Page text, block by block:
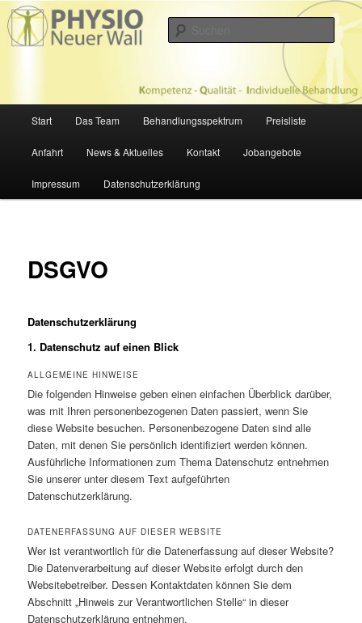
Zum
primären
Inhalt
PHYSIOTHERAPIE NEUER WALL
Physiotherapie in Hamburg
Start Das Team Behandlungsspektrum Preisliste
Anfahrt News & Aktuelles Kontakt Jobangebote
Impressum Datenschutzerklärung
DSGVO
Datenschutzerklärung
1. Datenschutz auf einen Blick
ALLGEMEINE HINWEISE
Die folgenden Hinweise geben einen einfachen Überblick darüber,
was mit Ihren personenbezogenen Daten passiert, wenn Sie
diese Website besuchen. Personenbezogene Daten sind alle
Daten, mit denen Sie persönlich identifiziert werden können.
Ausführliche Informationen zum Thema Datenschutz entnehmen
Sie unserer unter diesem Text aufgeführten
Datenschutzerklärung.
DATENERFASSUNG AUF DIESER WEBSITE
Wer ist verantwortlich für die Datenerfassung auf dieser Website?
Die Datenverarbeitung auf dieser Website erfolgt durch den
Websitebetreiber. Dessen Kontaktdaten können Sie dem
Abschnitt „Hinweis zur Verantwortlichen Stelle“ in dieser
Datenschutzerklärung entnehmen.